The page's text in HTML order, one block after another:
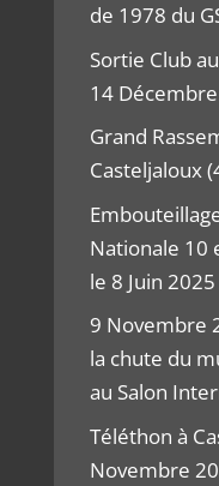
de 1978 du
Sortie Club
14
Grand
Casteljaloux
Nationale 10
le 8 Juin 2025
9 Novembre
la chute du
au Salon
Téléthon à
Novembre